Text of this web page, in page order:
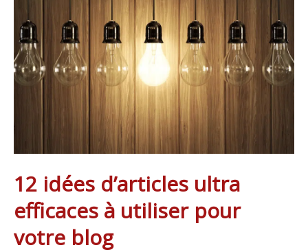
12 idées d’articles ultra
efficaces à utiliser pour
votre blog
ultra
efficaces
à
utiliser